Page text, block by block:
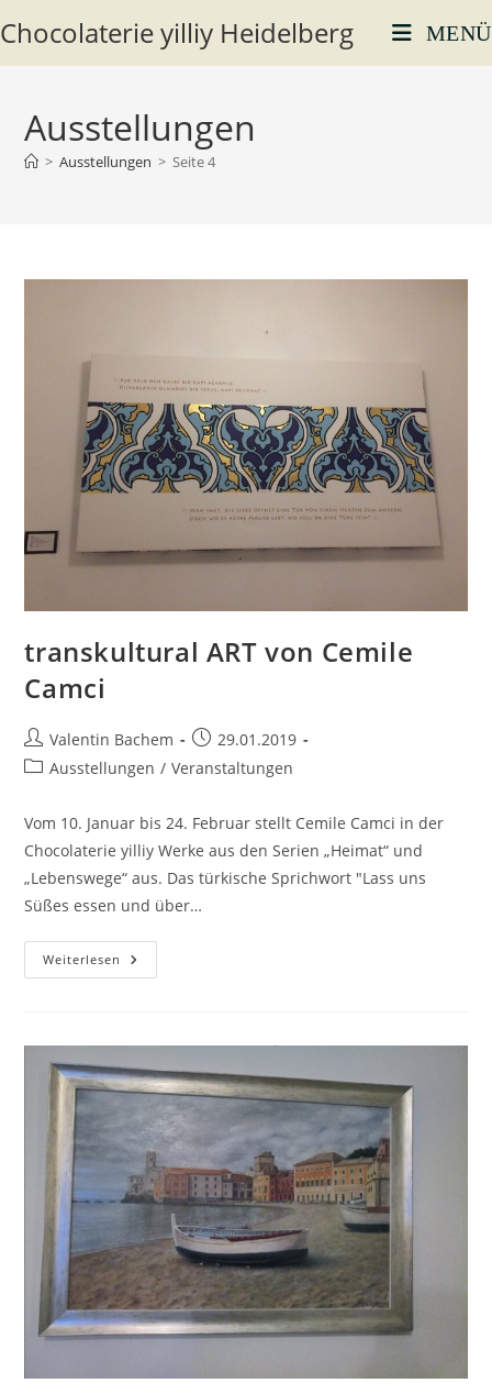
Inhalt
springen
Chocolaterie yilliy Heidelberg MENÜ
Ausstellungen
> Ausstellungen > Seite 4
transkultural ART von Cemile
Camci
Beitrags-
Autor:
Valentin Bachem
Beitrag
veröffentlicht:
29.01.2019
Beitrags-
Ausstellungen / Veranstaltungen
Vom 10. Januar bis 24. Februar stellt Cemile Camci in der
Chocolaterie yilliy Werke aus den Serien „Heimat“ und
„Lebenswege“ aus. Das türkische Sprichwort "Lass uns
Süßes essen und über…
Weiterlesen Transkultural
ART